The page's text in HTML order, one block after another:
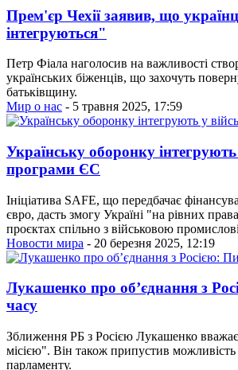
Прем'єр Чехії заявив, що
інтегруються"
Петр Фіала наголосив на важливості
українських біженців, що захочуть
батьківщину.
Мир о нас - 5 травня 2025, 17:59
Українську оборонку інтегрують
програми ЄС
Ініціатива SAFE, що передбачає
євро, дасть змогу Україні "на рівних
проєктах спільно з військовою
Новости мира - 20 березня 2025, 12:19
Лукашенко про об’єднання з
часу
Зближення РБ з Росією Лукашенко
місією". Він також припустив
парламенту.